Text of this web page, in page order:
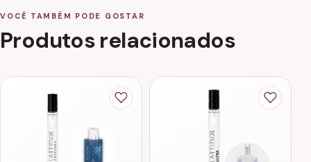
VOCÊ TAMBÉM PODE GOSTAR
Produtos relacionados